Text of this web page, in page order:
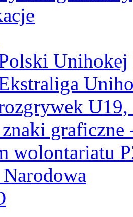
Unihokej
graficzne
wolontariatu